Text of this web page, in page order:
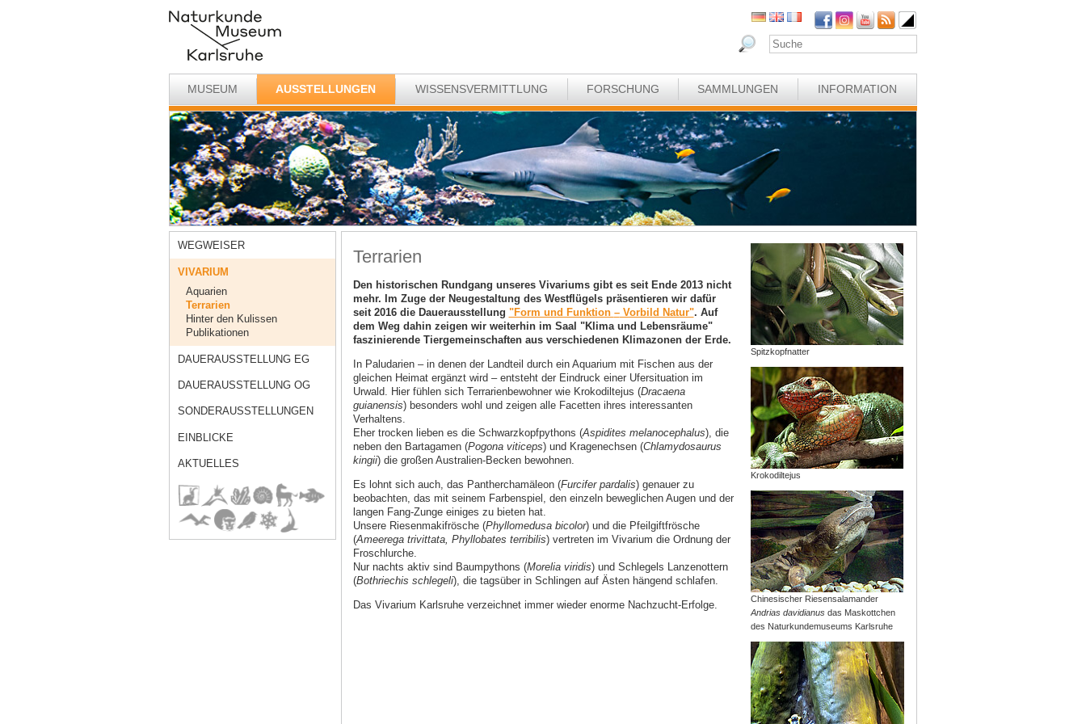
MUSEUM AUSSTELLUNGEN WISSENSVERMITTLUNG FORSCHUNG SAMMLUNGEN INFORMATION
WEGWEISER
VIVARIUM
Aquarien
Terrarien
Hinter den Kulissen
Publikationen
DAUERAUSSTELLUNG EG
DAUERAUSSTELLUNG OG
SONDERAUSSTELLUNGEN
EINBLICKE
AKTUELLES
Terrarien
Den historischen Rundgang unseres Vivariums gibt es seit Ende 2013 nicht
mehr. Im Zuge der Neugestaltung des Westflügels präsentieren wir dafür
seit 2016 die Dauerausstellung "Form und Funktion –Vorbild Natur". Auf
dem Weg dahin zeigen wir weiterhin im Saal "Klima und Lebensräume"
faszinierende Tiergemeinschaften aus verschiedenen Klimazonen der Erde.
In Paludarien – in denen der Landteil durch ein Aquarium mit Fischen aus der
gleichen Heimat ergänzt wird – entsteht der Eindruck einer Ufersituation im
Urwald. Hier fühlen sich Terrarienbewohner wie Krokodiltejus (Dracaena
guianensis) besonders wohl und zeigen alle Facetten ihres interessanten
Verhaltens.
Eher trocken lieben es die Schwarzkopfpythons (Aspidites melanocephalus), die
neben den Bartagamen (Pogona viticeps) und Kragenechsen (Chlamydosaurus
kingii) die großen Australien-Becken bewohnen.
Es lohnt sich auch, das Pantherchamäleon (Furcifer pardalis) genauer zu
beobachten, das mit seinem Farbenspiel, den einzeln beweglichen Augen und der
langen Fang-Zunge einiges zu bieten hat.
Unsere Riesenmakifrösche (Phyllomedusa bicolor) und die Pfeilgiftfrösche
(Ameerega trivittata, Phyllobates terribilis) vertreten im Vivarium die Ordnung der
Froschlurche.
Nur nachts aktiv sind Baumpythons (Morelia viridis) und Schlegels Lanzenottern
(Bothriechis schlegeli), die tagsüber in Schlingen auf Ästen hängend schlafen.
Das Vivarium Karlsruhe verzeichnet immer wieder enorme Nachzucht-Erfolge.
Spitzkopfnatter
Krokodiltejus
Chinesischer Riesensalamander
Andrias davidianus das Maskottchen
des Naturkundemuseums Karlsruhe